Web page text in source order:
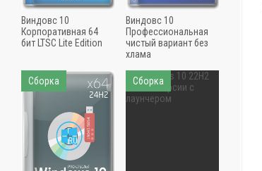
Виндовс 10
Корпоративная 64
бит LTSC Lite Edition
Виндовс 10
Профессиональная
чистый вариант без
хлама
Сборка Сборка